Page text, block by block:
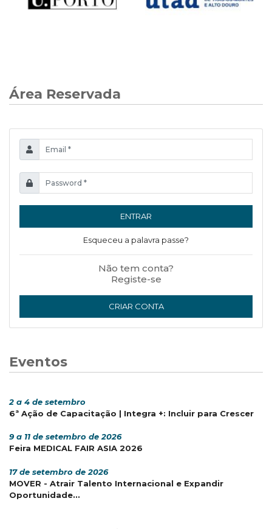
Área Reservada
ENTRAR
Esqueceu a palavra passe?
Não tem conta?
Registe-se
CRIAR CONTA
Eventos
2 a 4 de setembro
6ª Ação de Capacitação | Integra +: Incluir para Crescer
9 a 11 de setembro de 2026
Feira MEDICAL FAIR ASIA 2026
17 de setembro de 2026
MOVER - Atrair Talento Internacional e Expandir
Oportunidade...